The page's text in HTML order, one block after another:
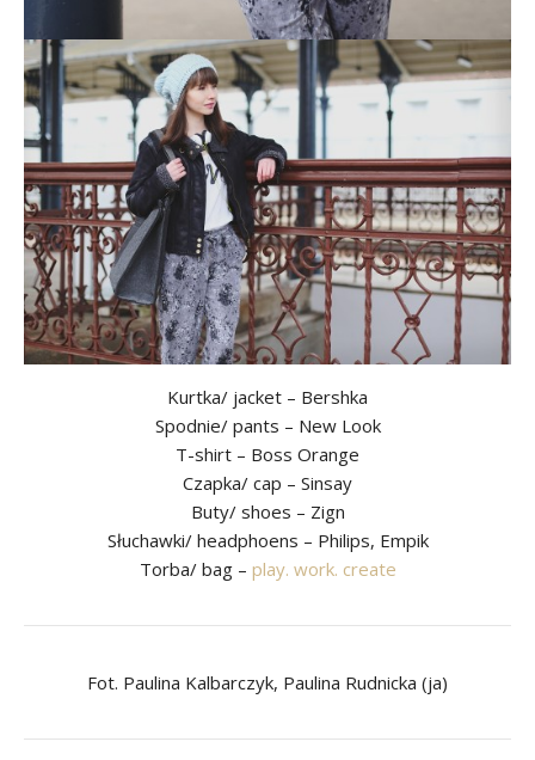
Kurtka/ jacket – Bershka
Spodnie/ pants – New Look
T-shirt – Boss Orange
Czapka/ cap – Sinsay
Buty/ shoes – Zign
Słuchawki/ headphoens – Philips, Empik
Torba/ bag – play. work. create
Fot. Paulina Kalbarczyk, Paulina Rudnicka (ja)